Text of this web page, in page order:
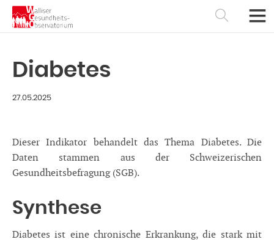
Diabetes
27.05.2025
Dieser Indikator behandelt das Thema Diabetes. Die
Daten stammen aus der Schweizerischen
Gesundheitsbefragung (SGB).
Synthese
Diabetes ist eine chronische Erkrankung, die stark mit